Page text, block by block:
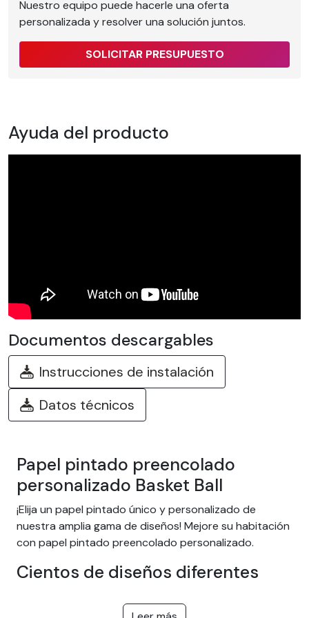
Nuestro equipo puede hacerle una oferta
personalizada y resolver una solución juntos.
SOLICITAR PRESUPUESTO
Ayuda del producto
Documentos descargables
Instrucciones de instalación
Datos técnicos
Papel pintado preencolado
personalizado Basket Ball
¡Elija un papel pintado único y personalizado de
nuestra amplia gama de diseños! Mejore su habitación
con papel pintado preencolado personalizado.
Cientos de diseños diferentes
adhesivos fáciles de instalar con temas como selva